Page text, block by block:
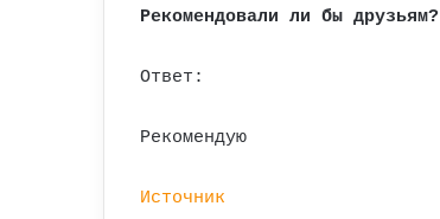
Рекомендовали ли бы друзьям?
Ответ:
Рекомендую
Источник